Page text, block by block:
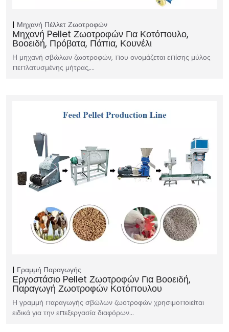
Μηχανή Πέλλετ Ζωοτροφών
Μηχανή Pellet Ζωοτροφών Για Κοτόπουλο,
Βοοειδή, Πρόβατα, Πάπια, Κουνέλι
Η μηχανή σβώλων ζωοτροφών, που ονομάζεται επίσης μύλος
πεπλατυσμένης μήτρας,…
Γραμμή Παραγωγής
Εργοστάσιο Pellet Ζωοτροφών Για Βοοειδή,
Παραγωγή Ζωοτροφών Κοτόπουλου
Η γραμμή παραγωγής σβώλων ζωοτροφών χρησιμοποιείται
ειδικά για την επεξεργασία διαφόρων…